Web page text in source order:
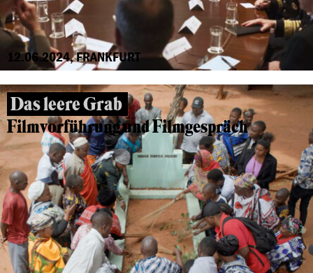
12.06.2024, FRANKFURT
Das leere Grab
Filmvorführung und Filmgespräch